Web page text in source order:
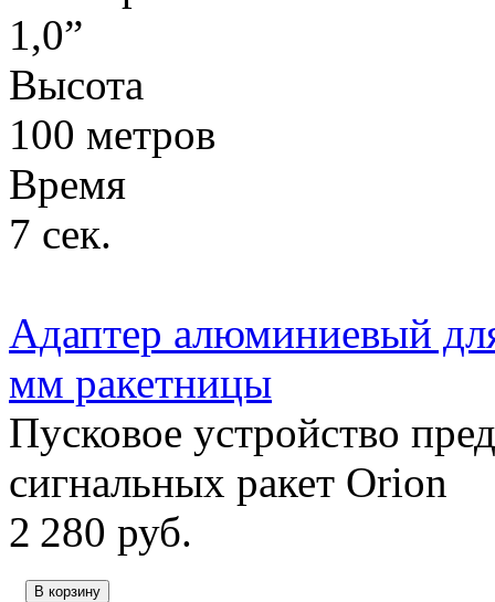
1,0”
Высота
100 метров
Время
7 сек.
Адаптер алюминиевый
мм ракетницы
Пусковое устройство
сигнальных ракет Orion
2 280 руб.
В корзину